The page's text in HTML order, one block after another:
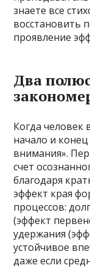
знаете все
восстановить
проявление
Два
Когда
начало и
внимания».
счет
благодаря
эффект края
процессов:
(эффект
удержания
устойчивое
даже если